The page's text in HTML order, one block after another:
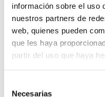
información sobre el uso
nuestros partners de
web, quienes pueden
que les haya
partir del uso que haya
Necesarias
que nos permitas
Aunque si lo prefieres,
electrónico a
900 800 806.
Tenemos más de15
flexibilidad en el